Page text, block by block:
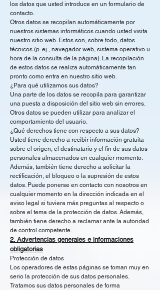
los datos que usted introduce en un formulario de
contacto.
Otros datos se recopilan automáticamente por
nuestros sistemas informáticos cuando usted visita
nuestro sitio web. Estos son, sobre todo, datos
técnicos (p. ej., navegador web, sistema operativo u
hora de la consulta de la página). La recopilación
de estos datos se realiza automáticamente tan
pronto como entra en nuestro sitio web.
¿Para qué utilizamos sus datos?
Una parte de los datos se recopila para garantizar
una puesta a disposición del sitio web sin errores.
Otros datos se pueden utilizar para analizar el
comportamiento del usuario.
¿Qué derechos tiene con respecto a sus datos?
Usted tiene derecho a recibir información gratuita
sobre el origen, el destinatario y el fin de sus datos
personales almacenados en cualquier momento.
Además, también tiene derecho a solicitar la
rectificación, el bloqueo o la supresión de estos
datos. Puede ponerse en contacto con nosotros en
cualquier momento en la dirección indicada en el
aviso legal si tuviera más preguntas al respecto o
sobre el tema de la protección de datos. Además,
también tiene derecho a reclamar ante la autoridad
de control competente.
2. Advertencias generales e informaciones
obligatorias
Protección de datos
Los operadores de estas páginas se toman muy en
serio la protección de sus datos personales.
Tratamos sus datos personales de forma